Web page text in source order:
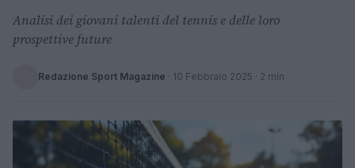
Analisi dei giovani talenti del tennis e delle loro
prospettive future
Redazione Sport Magazine · 10 Febbraio 2025 · 2 min